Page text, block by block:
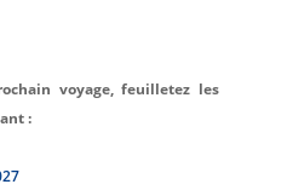
voyage, feuilletez les
: